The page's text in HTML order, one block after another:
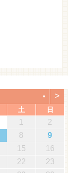
▼ >
土 日
1
2
8
9
15
16
22
23